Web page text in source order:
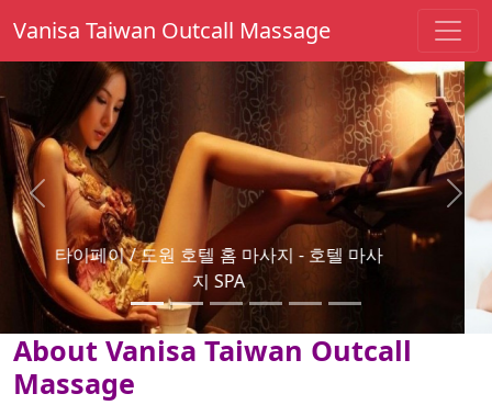
Vanisa Taiwan Outcall Massage
타이 페이는 마사지 - 부부 마사지를 파견했
다.
Previous Next
About Vanisa Taiwan Outcall
Massage